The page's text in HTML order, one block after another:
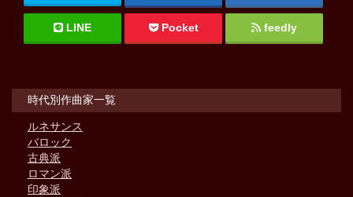
LINE Pocket feedly
時代別作曲家一覧
ルネサンス
バロック
古典派
ロマン派
印象派